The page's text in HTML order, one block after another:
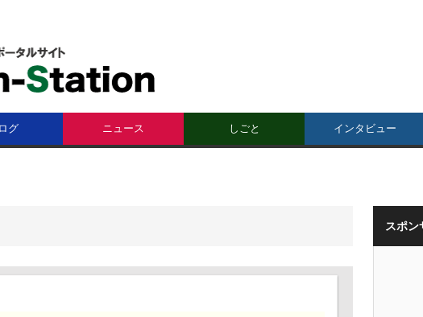
グ ニュース しごと インタビュー
スポン